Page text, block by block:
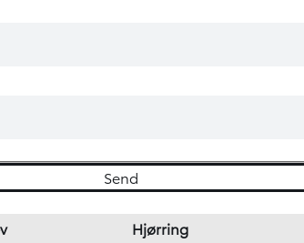
Hjørring